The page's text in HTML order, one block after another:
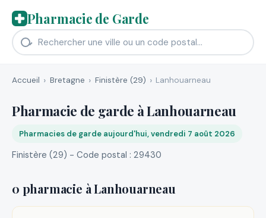
Pharmacie de Garde
Accueil Bretagne Finistère (29) Lanhouarneau
Pharmacie de garde à Lanhouarneau
Pharmacies de garde aujourd'hui, vendredi 7 août 2026
Finistère (29) - Code postal : 29430
0 pharmacie à Lanhouarneau